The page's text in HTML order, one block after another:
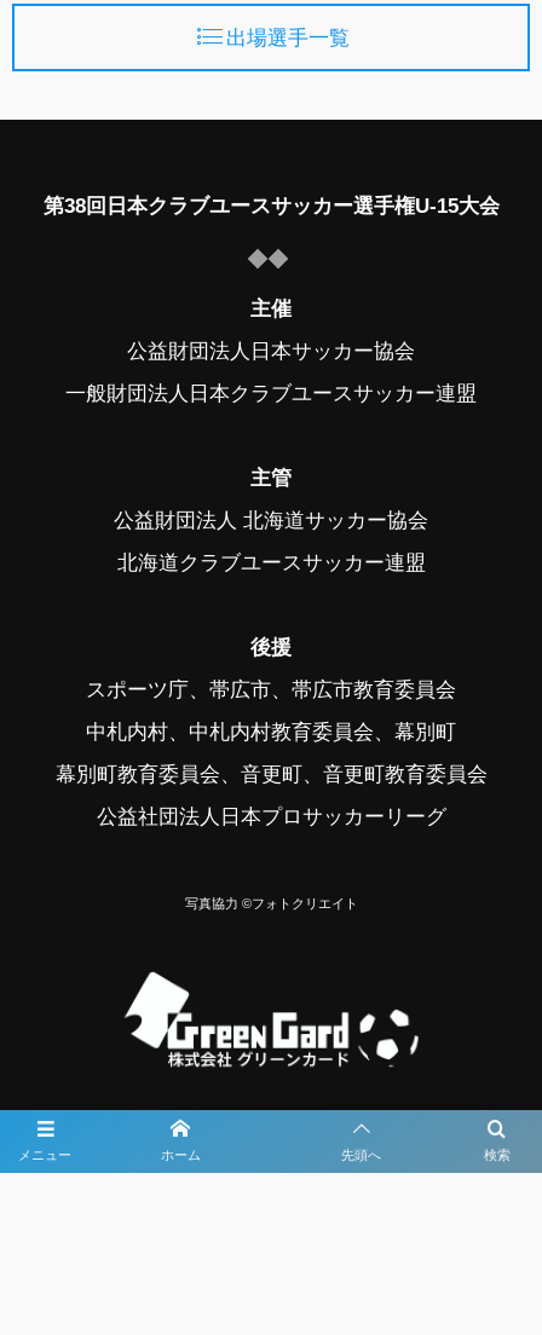
出場選手一覧
メニュー 検索
ホーム 先頭へ
第38回日本クラブユースサッカー選手権U-15大会
主催
公益財団法人日本サッカー協会
一般財団法人日本クラブユースサッカー連盟
主管
公益財団法人 北海道サッカー協会
北海道クラブユースサッカー連盟
後援
スポーツ庁、帯広市、帯広市教育委員会
中札内村、中札内村教育委員会、幕別町
幕別町教育委員会、音更町、音更町教育委員会
公益社団法人日本プロサッカーリーグ
写真協力 ©フォトクリエイト
大会メディア協力社として